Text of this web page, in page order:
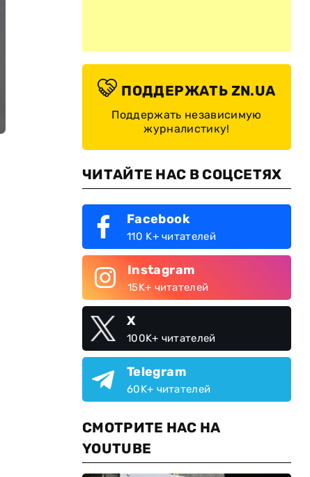
ПОДДЕРЖАТЬ ZN.UA
Поддержать независимую
журналистику!
ЧИТАЙТЕ НАС В СОЦСЕТЯХ
Facebook
110 K+ читателей
Instagram
15K+ читателей
X
100K+ читателей
Telegram
60K+ читателей
СМОТРИТЕ НАС НА
YOUTUBE